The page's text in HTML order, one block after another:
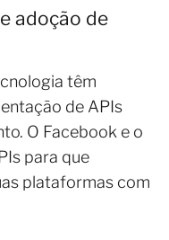
adoção de
têm
de APIs
O Facebook e o
para que
plataformas com